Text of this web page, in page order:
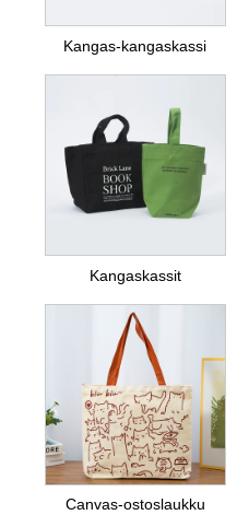
Kangas-kangaskassi
Kangaskassit
Canvas-ostoslaukku